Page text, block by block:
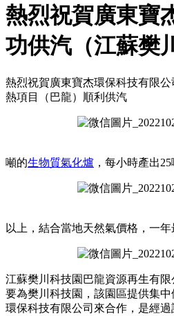
熱烈祝賀廣東寶
功供汽（江蘇樊
熱烈祝賀廣東寶杰環保科技有限
熱項目（巴龍）順利供汽
該項目
噸的生物質氣化爐 ，每小時產出
該項目年
以上，結合當地天然氣價格，一
江蘇樊川科技園巴龍資源再生有
要為樊川科技園，該園區提供集
環保科技有限公司來合作，是經